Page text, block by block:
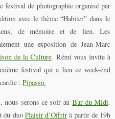
festival de photographie organisé par
avec le thème “Habiter” dans le
de mémoire et de lien. Les
une exposition de Jean-Marc
de la Culture. Rémi vous invite à
festival qui a lieu ce week-end
: Pipasso.
nous serons ce soir au Bar du Midi.
du duo Plaisir d’Offrir à partir de 19h